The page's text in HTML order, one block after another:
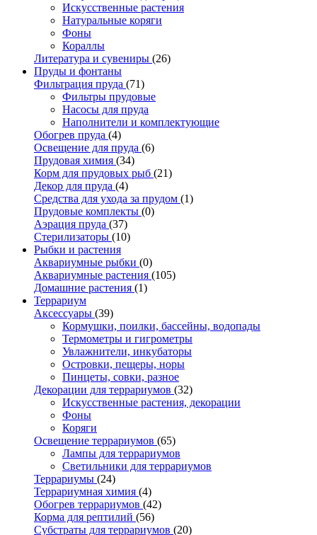
Искусственные растения
Натуральные коряги
Фоны
Кораллы
Литература и сувениры (26)
Пруды и фонтаны
Фильтрация пруда (71)
Фильтры прудовые
Насосы для пруда
Наполнители и комплектующие
Обогрев пруда (4)
Освещение для пруда (6)
Прудовая химия (34)
Корм для прудовых рыб (21)
Декор для пруда (4)
Средства для ухода за прудом (1)
Прудовые комплекты (0)
Аэрация пруда (37)
Стерилизаторы (10)
Рыбки и растения
Аквариумные рыбки (0)
Аквариумные растения (105)
Домашние растения (1)
Террариум
Аксессуары (39)
Кормушки, поилки, бассейны, водопады
Термометры и гигрометры
Увлажнители, инкубаторы
Островки, пещеры, норы
Пинцеты, совки, разное
Декорации для террариумов (32)
Искусственные растения, декорации
Фоны
Коряги
Освещение террариумов (65)
Лампы для террариумов
Светильники для террариумов
Террариумы (24)
Террариумная химия (4)
Обогрев террариумов (42)
Корма для рептилий (56)
Субстраты для террариумов (20)